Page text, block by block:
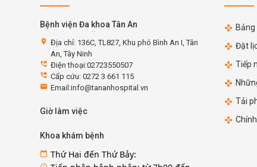
Bệnh viện Đa khoa Tân An
location_on Địa chỉ: 136C, TL827, Khu phó Bình An I, Tân
An, Tây Ninh
perm_phone_msg Điện thoại:02723550507
perm_phone_msg Cấp cứu: 0272 3 661 115
email Email:info@tananhospital.vn
Giờ làm việc
Khoa khám bệnh
calendar_today Thứ Hai đến Thứ Bảy:
Đặt
Tiếp
Tải